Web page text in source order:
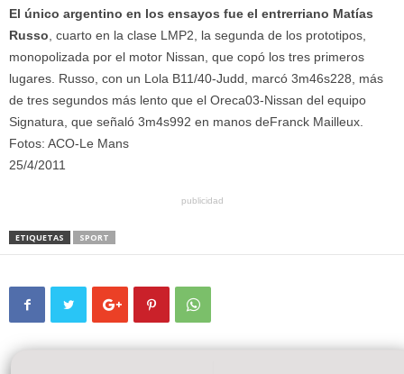
El único argentino en los ensayos fue el entrerriano Matías
Russo , cuarto en la clase LMP2, la segunda de los prototipos,
monopolizada por el motor Nissan, que copó los tres primeros
lugares. Russo, con un Lola B11/40-Judd, marcó 3m46s228, más
de tres segundos más lento que el Oreca03-Nissan del equipo
Signatura, que señaló 3m4s992 en manos deFranck Mailleux.
Fotos: ACO-Le Mans
25/4/2011
publicidad
ETIQUETAS SPORT